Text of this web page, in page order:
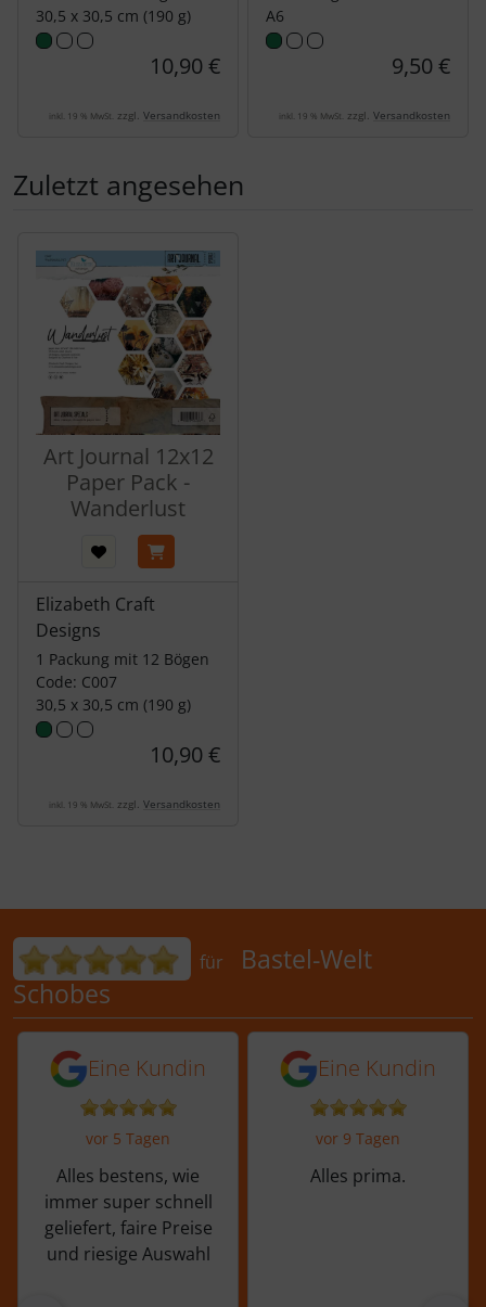
30,5 x 30,5 cm (190 g)
10,90 €
inkl. 19 % MwSt. zzgl. Versandkosten
A6
9,50 €
inkl. 19 % MwSt. zzgl. Versandkosten
Zuletzt angesehen
Art Journal 12x12
Paper Pack -
Wanderlust
Elizabeth Craft
Designs
1 Packung mit 12 Bögen
Code: C007
30,5 x 30,5 cm (190 g)
10,90 €
inkl. 19 % MwSt. zzgl. Versandkosten
Bewertungen für Bastel-Welt
für
Bastel-Welt
Schobes
5 von 5 Sternen von einer Kundin vor
Eine Kundin
vor 5 Tagen
Alles bestens, wie
immer super schnell
geliefert, faire Preise
und riesige Auswahl
5 von 5 Sternen
Eine Kundin
vor 9 Tagen
Alles prima.